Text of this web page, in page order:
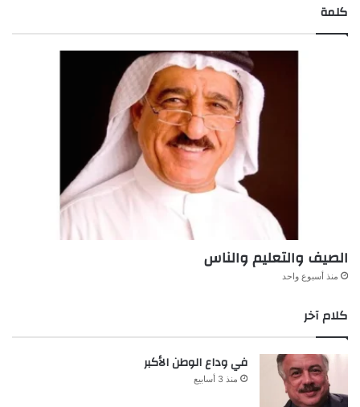
كلمة
الصيف والتعليم والناس
منذ أسبوع واحد
كلام آخر
في وداع الوطن الأكبر
منذ 3 أسابيع